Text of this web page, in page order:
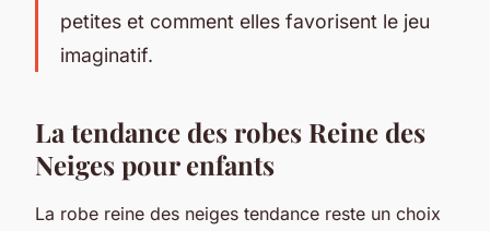
petites et comment elles favorisent le jeu
imaginatif.
La tendance des robes Reine des
Neiges pour enfants
La robe reine des neiges tendance reste un choix